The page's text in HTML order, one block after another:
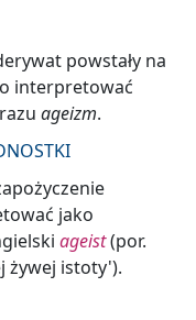
powstały na
interpretować
ageizm.
jako
ageist(por.
żywej istoty').